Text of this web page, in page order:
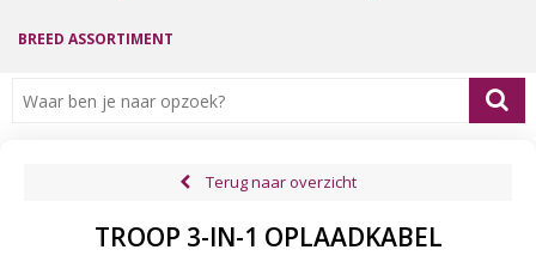
BREED ASSORTIMENT
Terug naar overzicht
TROOP 3-IN-1 OPLAADKABEL